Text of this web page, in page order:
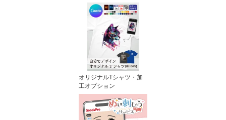
オリジナルTシャツ・加
工オプション